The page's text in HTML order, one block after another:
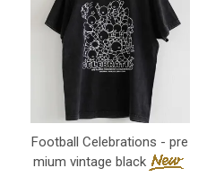
Football Celebrations - pre
mium vintage black